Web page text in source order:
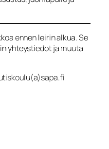
ennen leirin alkua. Se
yhteystiedot ja muuta